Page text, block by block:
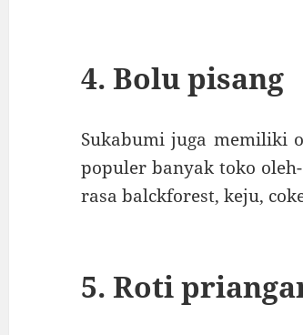
4. Bolu pisang
Sukabumi juga memiliki
populer banyak toko
rasa balckforest, keju,
5. Roti